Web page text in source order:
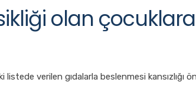
olan
listede verilen gıdalarla beslenmesi kansızlığı